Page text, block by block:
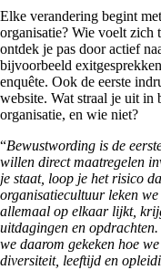
Elke verandering begint
organisatie? Wie voelt zich
ontdek je pas door actief
bijvoorbeeld
enquête. Ook de eerste
website. Wat straal je uit in
organisatie, en wie niet?
“Bewustwording is de
willen direct maatregelen
je staat, loop je het risico
organisatiecultuur leken
allemaal op elkaar lijkt,
uitdagingen en
we daarom gekeken hoe
diversiteit, leeftijd en